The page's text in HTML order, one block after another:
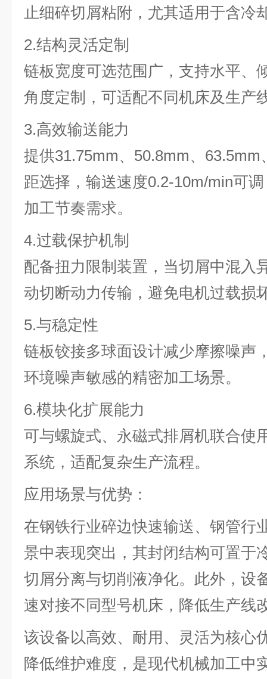
止细碎切屑粘附，尤其适用于含冷
2.结构灵活定制
链板宽度可选范围广，支持水平、
角度定制，可适配不同机床及生产
3.高效输送能力
提供31.75mm、50.8mm、
距选择，输送速度0.2-10m/min可
加工节奏需求。
4.过载保护机制
配备扭力限制装置，当切屑中混入
动切断动力传输，避免电机过载损
5.与稳定性
链板铰接多球面设计减少摩擦噪声
环境噪声敏感的精密加工场景。
6.模块化扩展能力
可与螺旋式、永磁式排屑机联合使
系统，适配复杂生产流程。
应用场景与优势：
在钢铁行业碎边快速输送、钢管行
景中表现突出，其封闭结构可置于
切屑分离与切削液净化。此外，设
速对接不同型号机床，降低生产线
该设备以高效、耐用、灵活为核心
降低维护难度，是现代机械加工中